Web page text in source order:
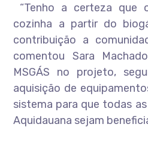
“Tenho a certeza que
cozinha a partir do
contribuição a
comentou Sara
MSGÁS no projeto,
aquisição de
sistema para que todas
Aquidauana sejam